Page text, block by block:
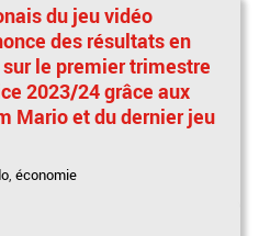
du jeu vidéo
des résultats en
le premier trimestre
2023/24 grâce aux
Mario et du dernier jeu
,économie